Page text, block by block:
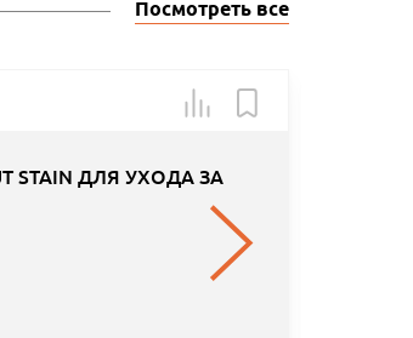
Посмотреть все
STAIN ДЛЯ УХОДА ЗА